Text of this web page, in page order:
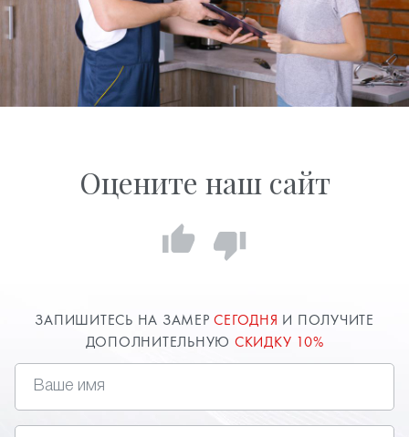
Оцените наш сайт
ЗАПИШИТЕСЬ НА ЗАМЕРСЕГОДНЯ И ПОЛУЧИТЕ
ДОПОЛНИТЕЛЬНУЮ СКИДКУ 10%